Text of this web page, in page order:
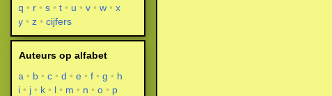
q
r s t u v w
x
y
z cijfers
Auteurs op alfabet
a
b c d e f g
h
i
j k l m n o
p